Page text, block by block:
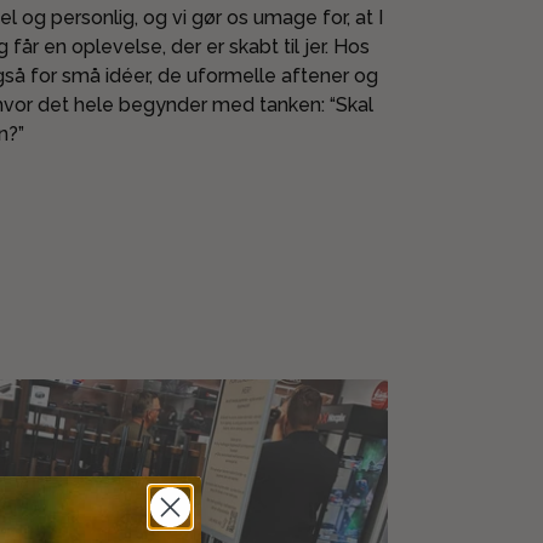
og personlig, og vi gør os umage for, at I
en oplevelse, der er skabt til jer. Hos
for små idéer, de uformelle aftener og
det hele begynder med tanken: “Skal